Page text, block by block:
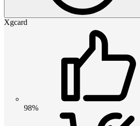
Xgcard
98%